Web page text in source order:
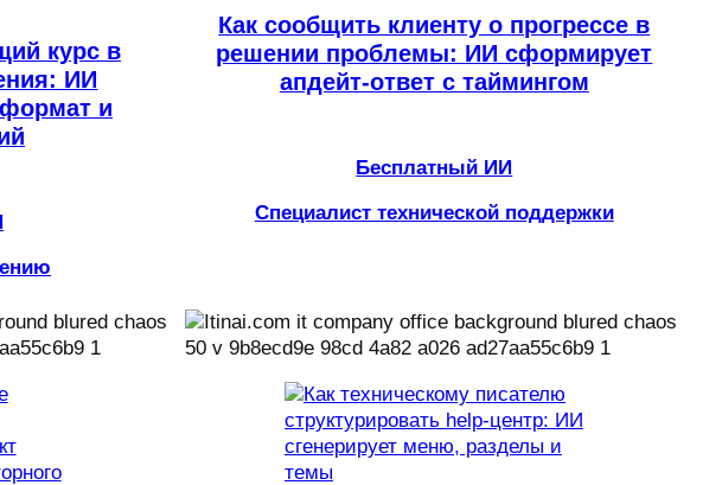
курс в
ИИ
и
Как сообщить клиенту о прогрессе в
решении проблемы: ИИ сформирует
апдейт-ответ с таймингом
Бесплатный ИИ
Специалист технической поддержки